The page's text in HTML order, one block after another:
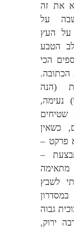
את זה
על
על העץ
הטבע
הכי
הכתובה.
(הנה
נעימה,
שטיחים
כשאין
פרקט –
–
לשבץ
גבוה
ירוק,